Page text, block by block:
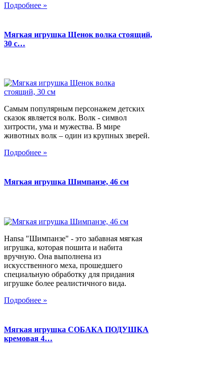
Подробнее »
Мягкая игрушка Щенок волка стоящий,
30 с…
Самым популярным персонажем детских
сказок является волк. Волк - символ
хитрости, ума и мужества. В мире
животных волк – один из крупных зверей.
Подробнее »
Мягкая игрушка Шимпанзе, 46 см
Hansa "Шимпанзе" - это забавная мягкая
игрушка, которая пошита и набита
вручную. Она выполнена из
искусственного меха, прошедшего
специальную обработку для придания
игрушке более реалистичного вида.
Подробнее »
Мягкая игрушка СОБАКА ПОДУШКА
кремовая 4…